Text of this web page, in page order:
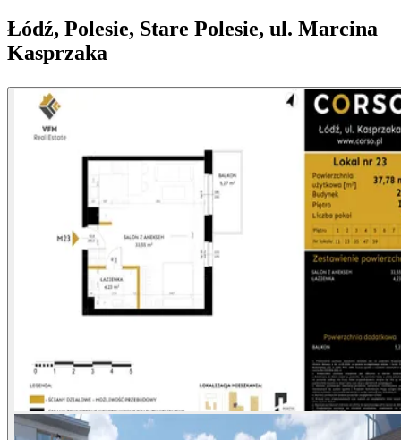
Łódź, Polesie, Stare Polesie, ul. Marcina
Kasprzaka